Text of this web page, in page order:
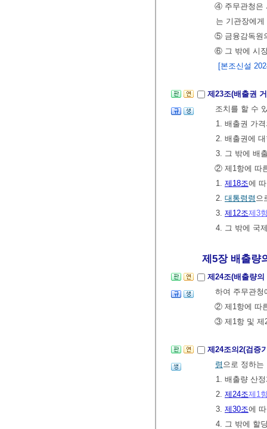
④ 주무관청은
는 기관장에
⑤ 금융감독원
⑥ 그 밖에 시
[본조신설
제23조(배출권
조치를 할 수
1. 배출권 가
2. 배출권에
3. 그 밖에 배
② 제1항에 따
1. 제18조에
2. 대통령령 으
3. 제12조제3
4. 그 밖에 국
제5장 배출량의
제24조(배출량
하여 주무관
② 제1항에 따
③ 제1항 및 제
제24조의2(검증
령 으로 정하
1. 배출량 산
2. 제24조제1
3. 제30조에
4. 그 밖에 할